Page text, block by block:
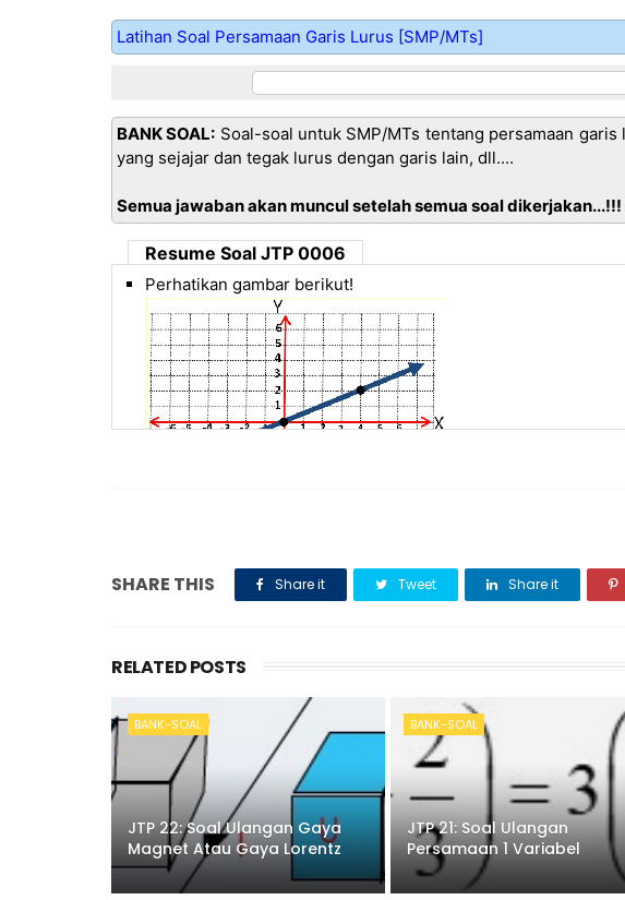
Latihan Soal Persamaan Garis Lurus [SMP/MTs]
BANK SOAL: Soal-soal untuk SMP/MTs tentang persamaan
yang sejajar dan tegak lurus dengan garis lain, dll....
Semua jawaban akan muncul setelah semua soal dikerjakan...!!!
Resume Soal JTP 0006
Perhatikan gambar berikut!
Persamaan garis lurus pada gambar di atas adalah...
Perhatikan gambar berikut!
SHARE THIS Share it Tweet Share it
RELATED POSTS
BANK-SOAL
JTP 22: Soal Ulangan Gaya
Magnet Atau Gaya Lorentz
BANK-SOAL
JTP 21: Soal Ulangan
Persamaan 1 Variabel